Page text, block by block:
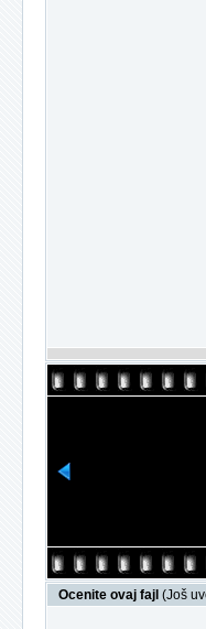
Ocenite ovaj fajl (Još